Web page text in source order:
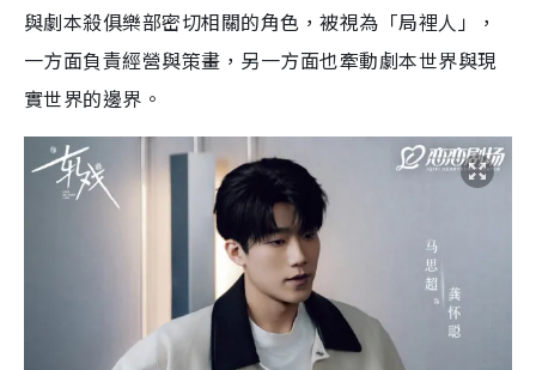
與劇本殺俱樂部密切相關的角色，被視為「局裡人」，
一方面負責經營與策畫，另一方面也牽動劇本世界與現
實世界的邊界。